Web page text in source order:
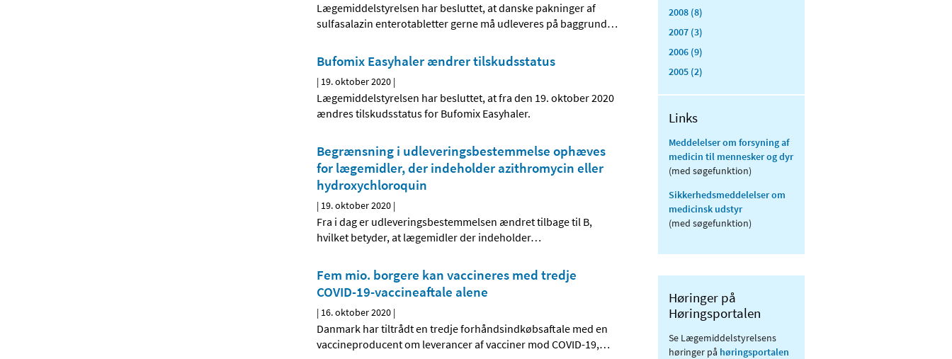
Lægemiddelstyrelsen har besluttet, at danske pakninger af
sulfasalazin enterotabletter gerne må udleveres på baggrund…
Bufomix Easyhaler ændrer tilskudsstatus
| 19. oktober 2020 |
Lægemiddelstyrelsen har besluttet, at fra den 19. oktober 2020
ændres tilskudsstatus for Bufomix Easyhaler.
Begrænsning i udleveringsbestemmelse ophæves
for lægemidler, der indeholder azithromycin eller
hydroxychloroquin
| 19. oktober 2020 |
Fra i dag er udleveringsbestemmelsen ændret tilbage til B,
hvilket betyder, at lægemidler der indeholder…
Fem mio. borgere kan vaccineres med tredje
COVID-19-vaccineaftale alene
| 16. oktober 2020 |
Danmark har tiltrådt en tredje forhåndsindkøbsaftale med en
vaccineproducent om leverancer af vacciner mod COVID-19,…
2008 (8)
2007 (3)
2006 (9)
2005 (2)
Links
Meddelelser om forsyning af
medicin til mennesker og dyr
(med søgefunktion)
Sikkerhedsmeddelelser om
medicinsk udstyr
(med søgefunktion)
Høringer på
Høringsportalen
Se Lægemiddelstyrelsens
høringer på høringsportalen